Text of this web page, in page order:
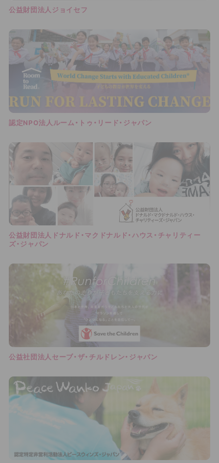
公益財団法人ジョイセフ
認定NPO法人ルーム・トゥ・リード・ジャパン
公益財団法人ドナルド・マクドナルド・ハウス・チャリティー
ズ・ジャパン
公益社団法人セーブ・ザ・チルドレン・ジャパン